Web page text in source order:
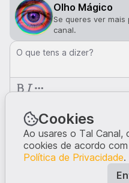
Olho Mágico
Se queres ver
canal.
O que tens a dizer?
Comentários · 2
taniacarvalho 1me
... e com roupas iguais!
2
Muito importante ver
Cookies
Ao usares o Tal Canal,
cookies de acordo
Política de Privacidade.